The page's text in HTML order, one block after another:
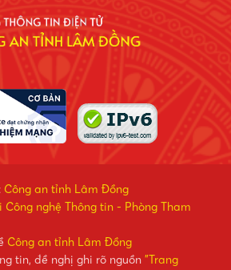
Công an tỉnh Lâm Đồng
Công nghệ Thông tin - Phòng Tham
Công an tỉnh Lâm Đồng
tin, đề nghị ghi rõ nguồn "Trang